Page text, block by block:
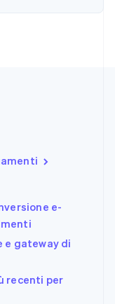
e-
gateway di
recenti per